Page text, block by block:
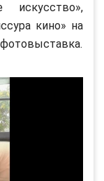
искусство»,
кино» на